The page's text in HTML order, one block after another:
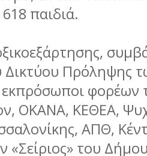
παιδιά.
Δικτύου Πρόληψης
φορέων
ΟΚΑΝΑ, ΚΕΘΕΑ,
ΑΠΘ,
«Σείριος» του